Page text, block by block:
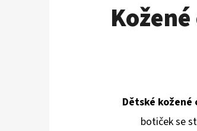
Dětské kožené
botiček se